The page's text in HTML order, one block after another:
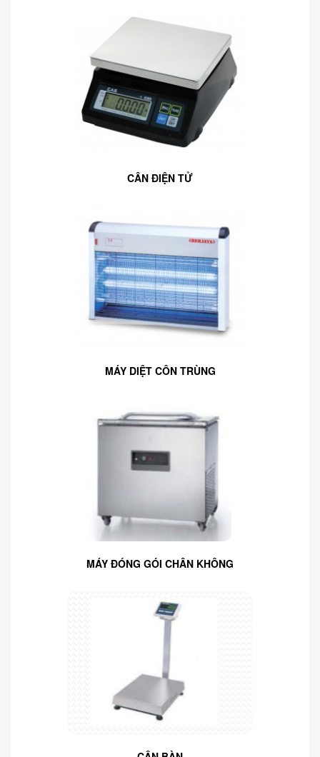
CÂN ĐIỆN TỬ
MÁY DIỆT CÔN TRÙNG
MÁY ĐÓNG GÓI CHÂN KHÔNG